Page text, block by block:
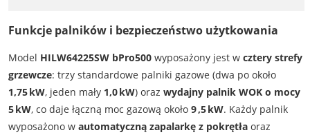
Funkcje palników i bezpieczeństwo użytkowania
Model HILW64225SW bPro500wyposażony jest w cztery strefy
grzewcze: trzy standardowe palniki gazowe (dwa po około
1,75 kW, jeden mały 1,0 kW) oraz wydajny palnik WOK o mocy
5 kW, co daje łączną moc gazową około 9 ,5 kW. Każdy palnik
wyposażono w automatyczną zapalarkę z pokrętłaoraz